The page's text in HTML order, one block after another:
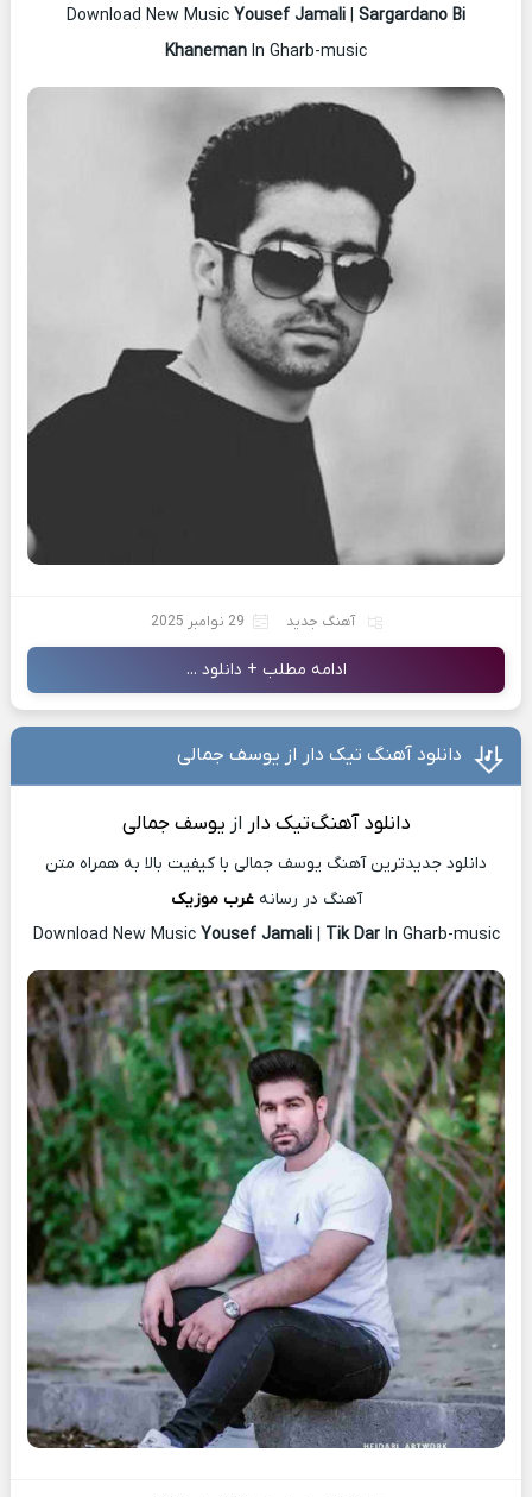
Download New Music Yousef Jamali | Sargardano Bi
Khaneman In Gharb-music
آهنگ جدید 29 نوامبر 2025
ادامه مطلب + دانلود ...
دانلود آهنگ تیک دار از یوسف جمالی
دانلود آهنگتیک دار از یوسف جمالی
دانلود جدیدترین آهنگ یوسف جمالی با کیفیت بالا به همراه متن
آهنگ در رسانهغرب موزیک
Download New Music Yousef Jamali| Tik Dar In Gharb-music